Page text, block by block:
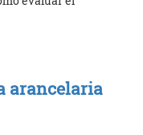
arancelaria